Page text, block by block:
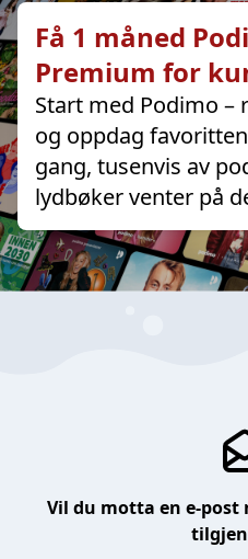
Få 1 måned
Premium for
Start med Podimo –
og oppdag
gang, tusenvis av
lydbøker venter på
Vil du motta en e-post